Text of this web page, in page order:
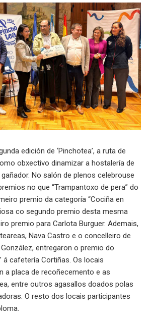
edición de ‘Pinchotea’, a ruta de
obxectivo dinamizar a hostalería de
No salón de plenos celebrouse
no que “Trampantoxo de pera” do
premio da categoría “Cociña en
co segundo premio desta mesma
premio para Carlota Burguer. Ademais,
Nava Castro e o concelleiro de
entregaron o premio do
á cafetería Cortiñas. Os locais
a placa de recoñecemento e as
entre outros agasallos doados polas
O resto dos locais participantes